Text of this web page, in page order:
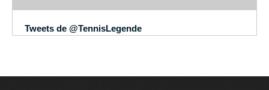
Tweets de @TennisLegende